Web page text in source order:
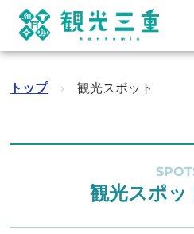
トップ › 観光スポット
観光スポッ